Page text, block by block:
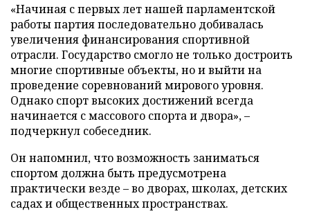
«Начиная с первых лет нашей парламентской
работы партия последовательно добивалась
увеличения финансирования спортивной
отрасли. Государство смогло не только достроить
многие спортивные объекты, но и выйти на
проведение соревнований мирового уровня.
Однако спорт высоких достижений всегда
начинается с массового спорта и двора», –
подчеркнул собеседник.
Он напомнил, что возможность заниматься
спортом должна быть предусмотрена
практически везде – во дворах, школах, детских
садах и общественных пространствах.